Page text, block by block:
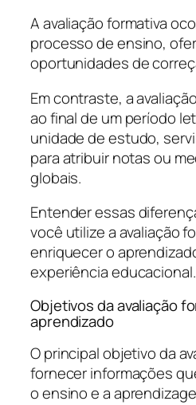
A avaliação formativa
processo de ensino,
oportunidades de
Em contraste, a
ao final de um período
unidade de estudo,
para atribuir notas ou
globais.
Entender essas
você utilize a avaliação
enriquecer o
experiência educacional.
Objetivos da avaliação
aprendizado
O principal objetivo da
fornecer informações
o ensino e a